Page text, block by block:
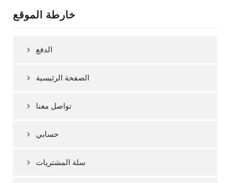
خارطة الموقع
الدفع
الصفحة الرئيسية
تواصل معنا
حسابي
سلة المشتريات